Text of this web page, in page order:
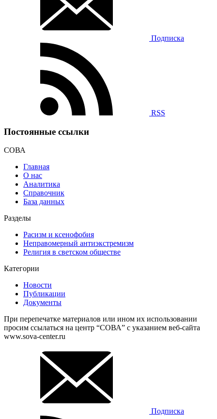
Подписка
RSS
Постоянные ссылки
СОВА
Главная
О нас
Аналитика
Справочник
База данных
Разделы
Расизм и ксенофобия
Неправомерный антиэкстремизм
Религия в светском обществе
Категории
Новости
Публикации
Документы
При перепечатке материалов или ином их использовании
просим ссылаться на центр “СОВА” с указанием веб-сайта
www.sova-center.ru
Подписка